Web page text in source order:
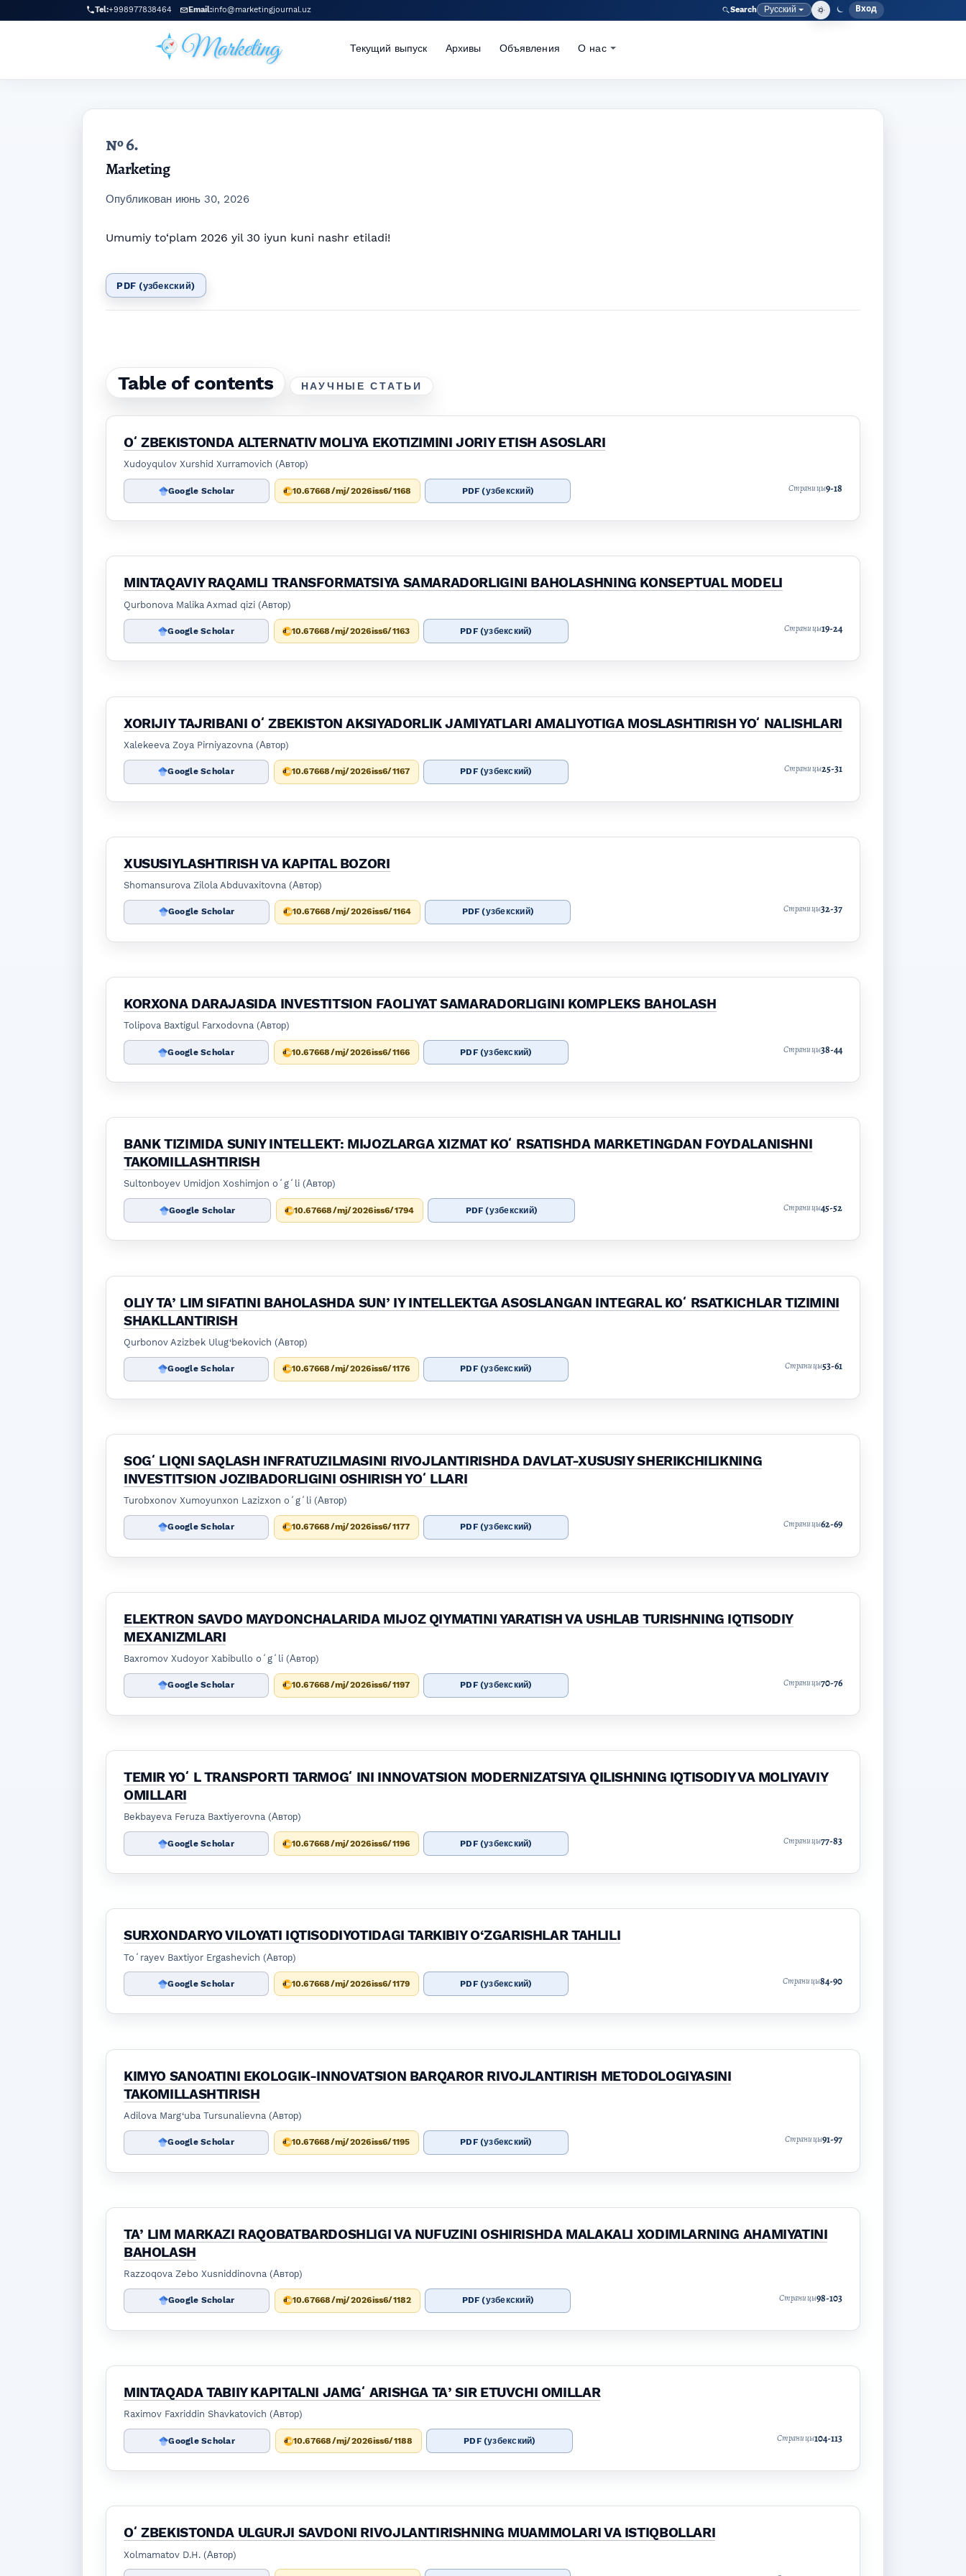
Перейти к главному меню навигации
Перейти к основному контенту
Перейти к нижнему колонтитулу сайта
Tel:+998977838464 Email:info@marketingjournal.uz Search Язык
Русский Меню
Вход
Текущий выпуск Архивы Объявления О нас
№ 6.
Marketing
Опубликован июнь 30, 2026
Umumiy to‘plam 2026 yil 30 iyun kuni nashr etiladi!
PDF (узбекский)
Table of contents НАУЧНЫЕ СТАТЬИ
OʻZBEKISTONDA ALTERNATIV MOLIYA EKOTIZIMINI JORIY ETISH ASOSLARI
Xudoyqulov Xurshid Xurramovich (Автор)
Google Scholar 10.67668/mj/2026iss6/1168 PDF (узбекский) Страницы9-18
MINTAQAVIY RAQAMLI TRANSFORMATSIYA SAMARADORLIGINI BAHOLASHNING KONSEPTUAL MODELI
Qurbonova Malika Axmad qizi (Автор)
Google Scholar 10.67668/mj/2026iss6/1163 PDF (узбекский) Страницы19-24
XORIJIY TAJRIBANI OʻZBEKISTON AKSIYADORLIK JAMIYATLARI AMALIYOTIGA MOSLASHTIRISH YOʻNALISHLARI
Xalekeeva Zoya Pirniyazovna (Автор)
Google Scholar 10.67668/mj/2026iss6/1167 PDF (узбекский) Страницы25-31
XUSUSIYLASHTIRISH VA KAPITAL BOZORI
Shomansurova Zilola Abduvaxitovna (Автор)
Google Scholar 10.67668/mj/2026iss6/1164 PDF (узбекский) Страницы32-37
KORXONA DARAJASIDA INVESTITSION FAOLIYAT SAMARADORLIGINI KOMPLEKS BAHOLASH
Tolipova Baxtigul Farxodovna (Автор)
Google Scholar 10.67668/mj/2026iss6/1166 PDF (узбекский) Страницы38-44
BANK TIZIMIDA SUNIY INTELLEKT: MIJOZLARGA XIZMAT KOʻRSATISHDA MARKETINGDAN FOYDALANISHNI
TAKOMILLASHTIRISH
Sultonboyev Umidjon Xoshimjon oʻgʻli (Автор)
Google Scholar 10.67668/mj/2026iss6/1794 PDF (узбекский) Страницы45-52
OLIY TAʼLIM SIFATINI BAHOLASHDA SUNʼIY INTELLEKTGA ASOSLANGAN INTEGRAL KOʻRSATKICHLAR TIZIMINI
SHAKLLANTIRISH
Qurbonov Azizbek Ulug‘bekovich (Автор)
Google Scholar 10.67668/mj/2026iss6/1176 PDF (узбекский) Страницы53-61
SOGʻLIQNI SAQLASH INFRATUZILMASINI RIVOJLANTIRISHDA DAVLAT-XUSUSIY SHERIKCHILIKNING
INVESTITSION JOZIBADORLIGINI OSHIRISH YOʻLLARI
Turobxonov Xumoyunxon Lazizxon oʻgʻli (Автор)
Google Scholar 10.67668/mj/2026iss6/1177 PDF (узбекский) Страницы62-69
ELEKTRON SAVDO MAYDONCHALARIDA MIJOZ QIYMATINI YARATISH VA USHLAB TURISHNING IQTISODIY
MEXANIZMLARI
Baxromov Xudoyor Xabibullo oʻgʻli (Автор)
Google Scholar 10.67668/mj/2026iss6/1197 PDF (узбекский) Страницы70-76
TEMIR YOʻL TRANSPORTI TARMOGʻINI INNOVATSION MODERNIZATSIYA QILISHNING IQTISODIY VA MOLIYAVIY
OMILLARI
Bekbayeva Feruza Baxtiyerovna (Автор)
Google Scholar 10.67668/mj/2026iss6/1196 PDF (узбекский) Страницы77-83
SURXONDARYO VILOYATI IQTISODIYOTIDAGI TARKIBIY O‘ZGARISHLAR TAHLILI
Toʻrayev Baxtiyor Ergashevich (Автор)
Google Scholar 10.67668/mj/2026iss6/1179 PDF (узбекский) Страницы84-90
KIMYO SANOATINI EKOLOGIK-INNOVATSION BARQAROR RIVOJLANTIRISH METODOLOGIYASINI
TAKOMILLASHTIRISH
Adilova Marg‘uba Tursunalievna (Автор)
Google Scholar 10.67668/mj/2026iss6/1195 PDF (узбекский) Страницы91-97
TAʼLIM MARKAZI RAQOBATBARDOSHLIGI VA NUFUZINI OSHIRISHDA MALAKALI XODIMLARNING AHAMIYATINI
BAHOLASH
Razzoqova Zebo Xusniddinovna (Автор)
Google Scholar 10.67668/mj/2026iss6/1182 PDF (узбекский) Страницы98-103
MINTAQADA TABIIY KAPITALNI JAMGʻARISHGA TAʼSIR ETUVCHI OMILLAR
Raximov Faxriddin Shavkatovich (Автор)
Google Scholar 10.67668/mj/2026iss6/1188 PDF (узбекский) Страницы104-113
OʻZBEKISTONDA ULGURJI SAVDONI RIVOJLANTIRISHNING MUAMMOLARI VA ISTIQBOLLARI
Xolmamatov D.H. (Автор)